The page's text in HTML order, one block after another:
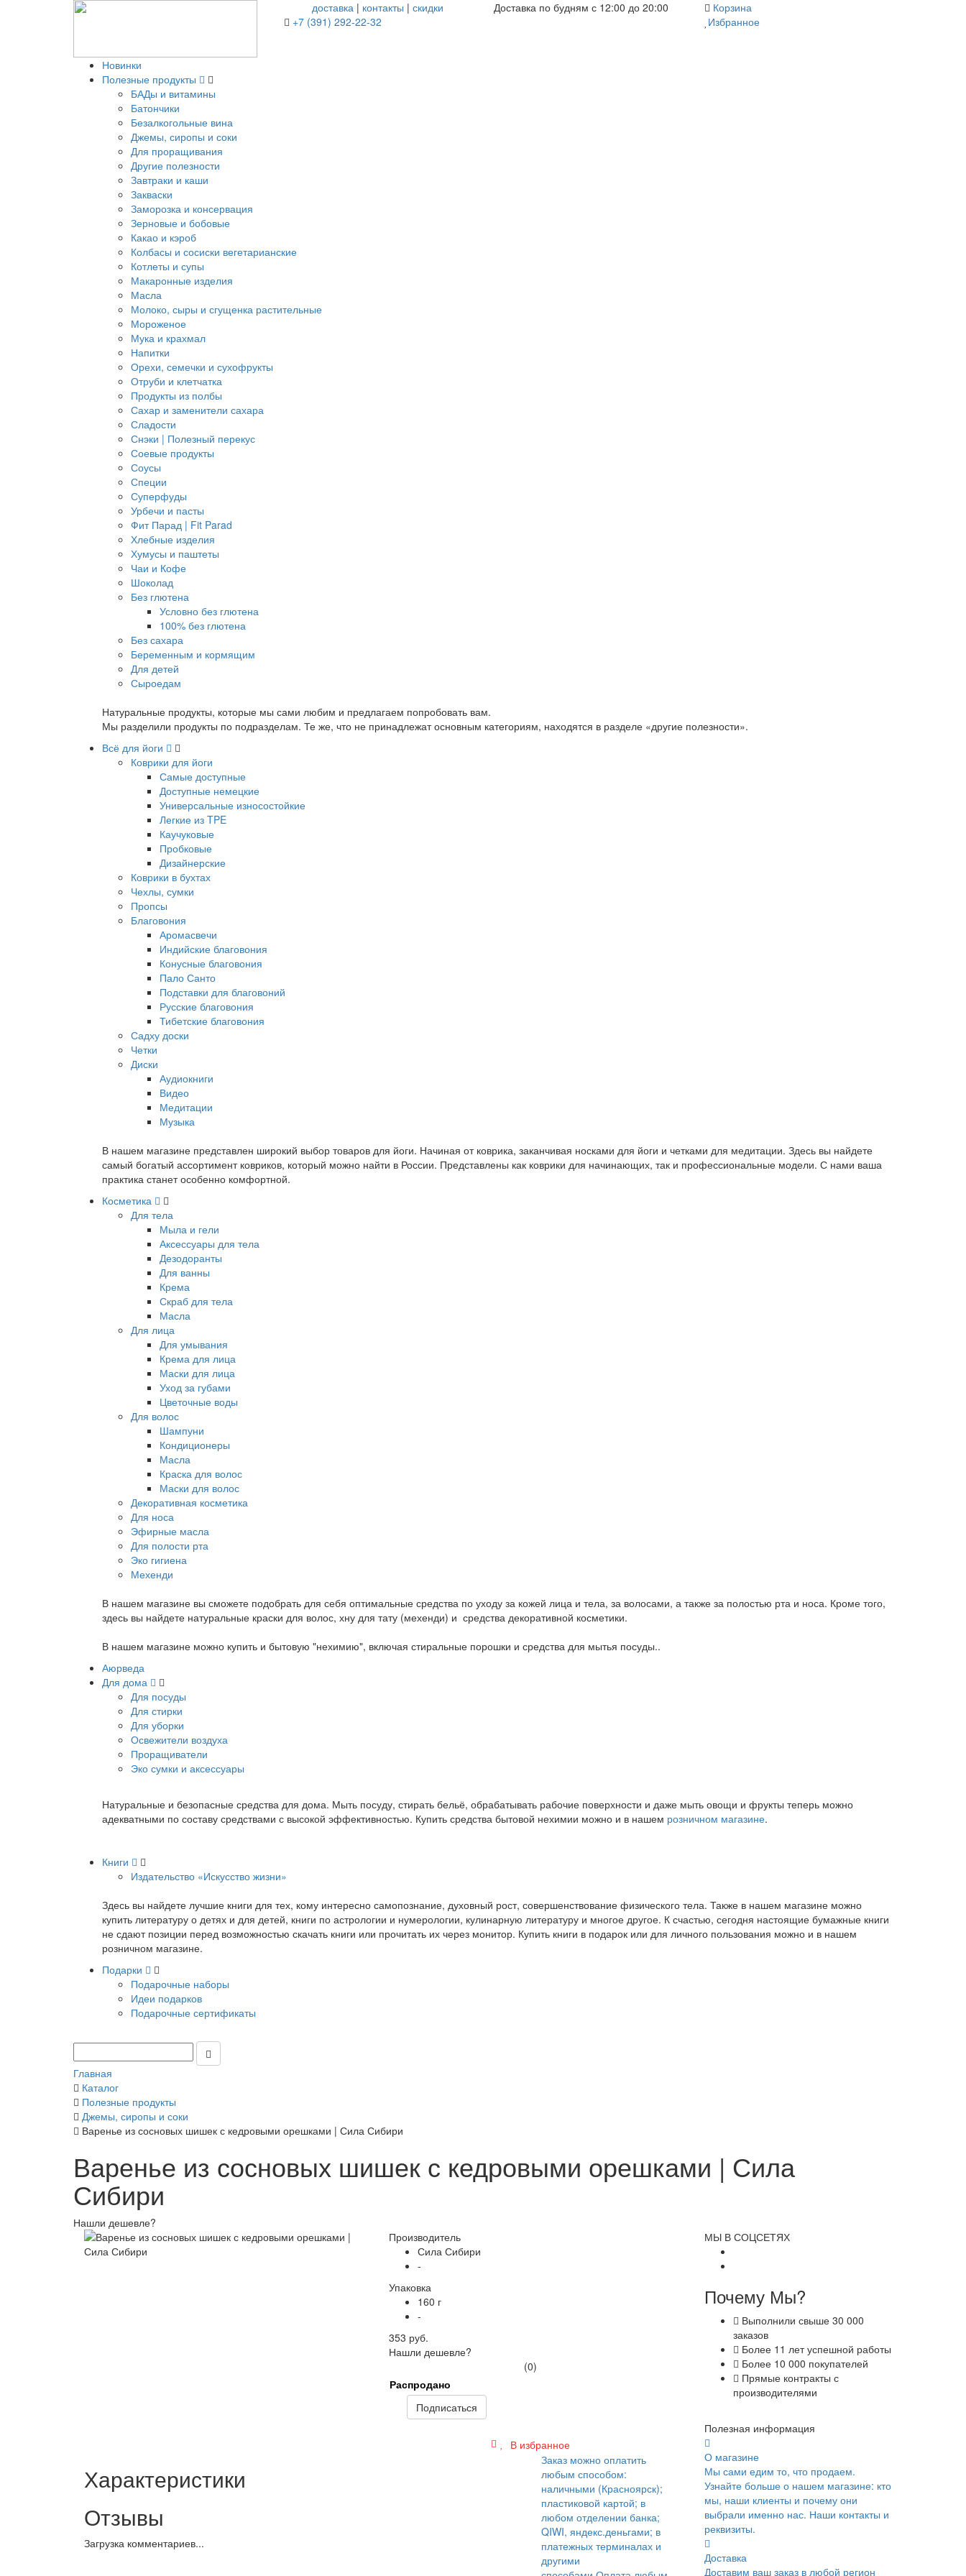
доставка | контакты |скидки
+7 (391) 292-22-32
Доставка по будням с 12:00 до 20:00
Корзина
Избранное
Новинки
Полезные продукты
БАДы и витамины
Батончики
Безалкогольные вина
Джемы, сиропы и соки
Для проращивания
Другие полезности
Завтраки и каши
Закваски
Заморозка и консервация
Зерновые и бобовые
Какао и кэроб
Колбасы и сосиски вегетарианские
Котлеты и супы
Макаронные изделия
Масла
Молоко, сыры и сгущенка растительные
Мороженое
Мука и крахмал
Напитки
Орехи, семечки и сухофрукты
Отруби и клетчатка
Продукты из полбы
Сахар и заменители сахара
Сладости
Снэки | Полезный перекус
Соевые продукты
Соусы
Специи
Суперфуды
Урбечи и пасты
Фит Парад | Fit Parad
Хлебные изделия
Хумусы и паштеты
Чаи и Кофе
Шоколад
Без глютена
Условно без глютена
100% без глютена
Без сахара
Беременным и кормящим
Для детей
Сыроедам
Натуральные продукты, которые мы сами любим и предлагаем попробовать вам.
Мы разделили продукты по подразделам. Те же, что не принадлежат основным категориям, находятся в разделе «другие полезности».
Всё для йоги
Коврики для йоги
Самые доступные
Доступные немецкие
Универсальные износостойкие
Легкие из TPE
Каучуковые
Пробковые
Дизайнерские
Коврики в бухтах
Чехлы, сумки
Пропсы
Благовония
Аромасвечи
Индийские благовония
Конусные благовония
Пало Санто
Подставки для благовоний
Русские благовония
Тибетские благовония
Садху доски
Четки
Диски
Аудиокниги
Видео
Медитации
Музыка
В нашем магазине представлен широкий выбор товаров для йоги. Начиная от коврика, заканчивая носками для йоги и четками для медитации. Здесь вы найдете
самый богатый ассортимент ковриков, который можно найти в России. Представлены как коврики для начинающих, так и профессиональные модели. С нами ваша
практика станет особенно комфортной.
Косметика
Для тела
Мыла и гели
Аксессуары для тела
Дезодоранты
Для ванны
Крема
Скраб для тела
Масла
Для лица
Для умывания
Крема для лица
Маски для лица
Уход за губами
Цветочные воды
Для волос
Шампуни
Кондиционеры
Масла
Краска для волос
Маски для волос
Декоративная косметика
Для носа
Эфирные масла
Для полости рта
Эко гигиена
Мехенди
В нашем магазине вы сможете подобрать для себя оптимальные средства по уходу за кожей лица и тела, за волосами, а также за полостью рта и носа. Кроме того,
здесь вы найдете натуральные краски для волос, хну для тату (мехенди) и средства декоративной косметики.
В нашем магазине можно купить и бытовую "нехимию", включая стиральные порошки и средства для мытья посуды..
Аюрведа
Для дома
Для посуды
Для стирки
Для уборки
Освежители воздуха
Проращиватели
Эко сумки и аксессуары
Натуральные и безопасные средства для дома. Мыть посуду, стирать бельё, обрабатывать рабочие поверхности и даже мыть овощи и фрукты теперь можно
адекватными по составу средствами с высокой эффективностью. Купить средства бытовой нехимии можно и в нашем розничном магазине.
Книги
Издательство «Искусство жизни»
Здесь вы найдете лучшие книги для тех, кому интересно самопознание, духовный рост, совершенствование физического тела. Также в нашем магазине можно
купить литературу о детях и для детей, книги по астрологии и нумерологии, кулинарную литературу и многое другое. К счастью, сегодня настоящие бумажные книги
не сдают позиции перед возможностью скачать книги или прочитать их через монитор. Купить книги в подарок или для личного пользования можно и в нашем
розничном магазине.
Подарки
Подарочные наборы
Идеи подарков
Подарочные сертификаты
Главная
Каталог
Полезные продукты
Джемы, сиропы и соки
Варенье из сосновых шишек с кедровыми орешками | Сила Сибири
Варенье из сосновых шишек с кедровыми орешками | Сила
Сибири
Нашли дешевле?
Производитель
Сила Сибири
-
Упаковка
160 г
-
353 руб.
Нашли дешевле?
(0)
Распродано
Подписаться
В избранное
Характеристики
Отзывы
Загрузка комментариев...
Заказ можно оплатить
любым способом:
наличными (Красноярск);
пластиковой картой; в
любом отделении банка;
QIWI, яндекс.деньгами; в
платежных терминалах и
другими
МЫ В СОЦСЕТЯХ
Почему Мы?
Выполнили свыше 30 000
заказов
Более 11 лет успешной работы
Более 10 000 покупателей
Прямые контракты с
производителями
Полезная информация
О магазине
Мы сами едим то, что продаем.
Узнайте больше о нашем магазине: кто
мы, наши клиенты и почему они
выбрали именно нас. Наши контакты и
реквизиты.
Доставка
Доставим ваш заказ в любой регион